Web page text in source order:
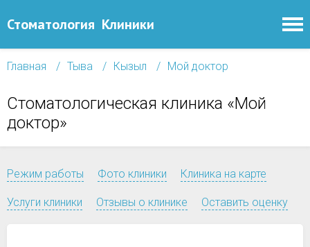
Стоматология Клиники
Главная Тыва Кызыл Мой доктор
Стоматологическая клиника «Мой
доктор»
Режим работы Фото клиники Клиника на карте
Услуги клиники Отзывы о клинике Оставить оценку